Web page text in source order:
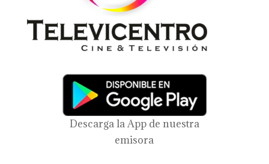
Descarga la App de nuestra
emisora